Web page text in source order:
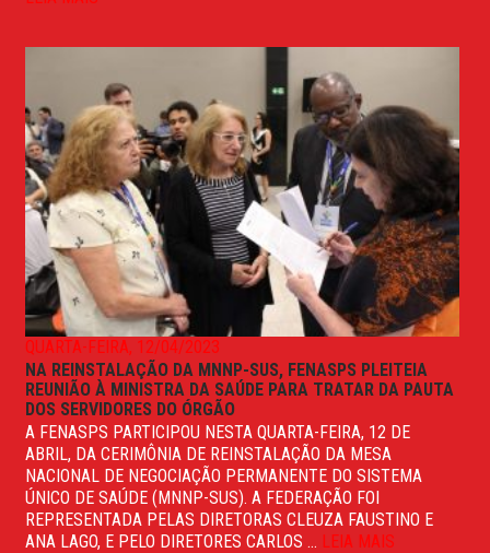
QUARTA-FEIRA, 12/04/2023
NA REINSTALAÇÃO DA MNNP-SUS, FENASPS PLEITEIA
REUNIÃO À MINISTRA DA SAÚDE PARA TRATAR DA PAUTA
DOS SERVIDORES DO ÓRGÃO
A FENASPS PARTICIPOU NESTA QUARTA-FEIRA, 12 DE
ABRIL, DA CERIMÔNIA DE REINSTALAÇÃO DA MESA
NACIONAL DE NEGOCIAÇÃO PERMANENTE DO SISTEMA
ÚNICO DE SAÚDE (MNNP-SUS). A FEDERAÇÃO FOI
REPRESENTADA PELAS DIRETORAS CLEUZA FAUSTINO E
ANA LAGO, E PELO DIRETORES CARLOS ... LEIA MAIS